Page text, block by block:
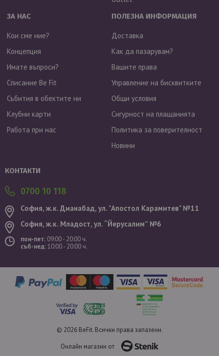
ЗА НАС
Кои сме ние?
Концепция
Имате въпроси?
Списание Be Fit
Събития в обектите ни
Клубни карти
Работа при нас
ПОЛЕЗНА ИНФОРМАЦИЯ
Доставка
Как да пазарувам?
Вашите права
Управление на бисквитките
Общи условия
Сигурност на плащанията
Политика за поверителност
Новини
КОНТАКТИ
0700 10 118
София, ж.к. Дианабад, ул. "Aпостол Карамитев" №11
София, ж.к. Младост, ул. “Йерусалим” №6
пон-пет: 09:00 - 20:00 ч.
съб-нед:10:00 - 20:00 ч.
© 2026 BeFit. Всички права запазени.
Онлайн магазин от